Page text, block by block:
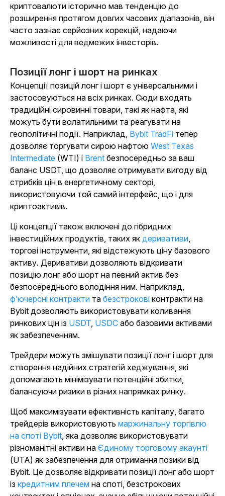
криптовалюти історично мав тенденцію до
розширення протягом довгих часових діапазонів, він
часто зазнає серйозних корекцій, надаючи
можливості для ведмежих інвесторів.
Позиції лонг і шорт на ринках
Концепції позицій лонг і шорт є універсальними і
застосовуються на всіх ринках. Сюди входять
традиційні сировинні товари, такі як нафта, які
можуть бути волатильними та реагувати на
геополітичні події. Наприклад, Bybit TradFi тепер
дозволяє торгувати сирою нафтою West Texas
Intermediate (WTI) і Brent безпосередньо за ваш
баланс USDT, що дозволяє отримувати вигоду від
стрибків цін в енергетичному секторі,
використовуючи той самий інтерфейс, що і для
криптоактивів.
Ці концепції також включені до гібридних
інвестиційних продуктів, таких як деривативи
торгові інструменти, які відстежують ціну базового
активу. Деривативи дозволяють відкривати
позицію лонг або шорт на певний актив без
безпосереднього володіння ним. Наприклад,
ф’ючерсні контракти та безстрокові контракти на
Bybit дозволяють використовувати коливання
ринкових цін із USDT USDC або базовими активами
як забезпеченням.
Трейдери можуть змішувати позиції лонг і шорт для
створення надійних стратегій хеджування, які
допомагають мінімізувати потенційні збитки,
балансуючи ризики в різних напрямках ринку.
Щоб максимізувати ефективність капіталу, багато
трейдерів використовують маржинальну торгівлю
на споті Bybit , яка дозволяє використовувати
різноманітні активи на Єдиному торговому акаунті
(UTA) як забезпечення для отримання позики від
Bybit. Це дозволяє відкривати позиції лонг або шорт
із кредитним плечем на споті, безстрокових